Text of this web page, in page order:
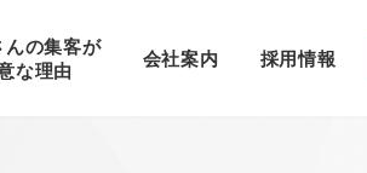
んの集客が
な理由
会社案内 採用情報